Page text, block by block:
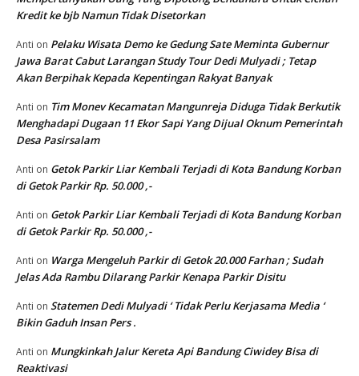
Kredit ke bjb Namun Tidak Disetorkan
Anti on Pelaku Wisata Demo ke Gedung Sate Meminta Gubernur
Jawa Barat Cabut Larangan Study Tour Dedi Mulyadi ; Tetap
Akan Berpihak Kepada Kepentingan Rakyat Banyak
Anti on Tim Monev Kecamatan Mangunreja Diduga Tidak Berkutik
Menghadapi Dugaan 11 Ekor Sapi Yang Dijual Oknum Pemerintah
Desa Pasirsalam
Anti on Getok Parkir Liar Kembali Terjadi di Kota Bandung Korban
di Getok Parkir Rp. 50.000 ,-
Anti on Getok Parkir Liar Kembali Terjadi di Kota Bandung Korban
di Getok Parkir Rp. 50.000 ,-
Anti on Warga Mengeluh Parkir di Getok 20.000 Farhan ; Sudah
Jelas Ada Rambu Dilarang Parkir Kenapa Parkir Disitu
Anti on Statemen Dedi Mulyadi ‘ Tidak Perlu Kerjasama Media ‘
Bikin Gaduh Insan Pers .
Anti on Mungkinkah Jalur Kereta Api Bandung Ciwidey Bisa di
Reaktivasi